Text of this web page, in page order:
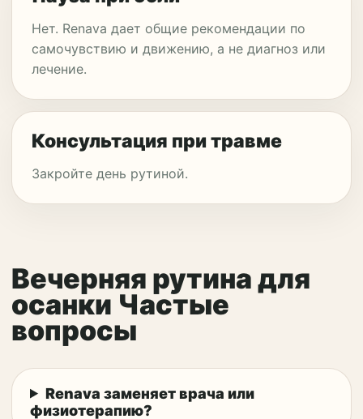
Нет. Renava дает общие рекомендации по
самочувствию и движению, а не диагноз или
лечение.
Консультация при травме
Закройте день рутиной.
Вечерняя рутина для
осанки Частые
вопросы
Renava заменяет врача или
физиотерапию?